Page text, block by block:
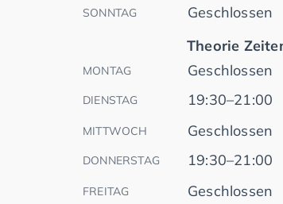
SONNTAG
Geschlossen
Theorie
MONTAG Geschlossen
DIENSTAG 19:30–21:00
MITTWOCH Geschlossen
DONNERSTAG 19:30–21:00
FREITAG Geschlossen